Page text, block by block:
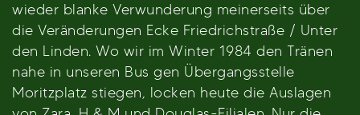
wieder blanke Verwunderung meinerseits über
die Veränderungen Ecke Friedrichstraße / Unter
den Linden. Wo wir im Winter 1984 den Tränen
nahe in unseren Bus gen Übergangsstelle
Moritzplatz stiegen, locken heute die Auslagen